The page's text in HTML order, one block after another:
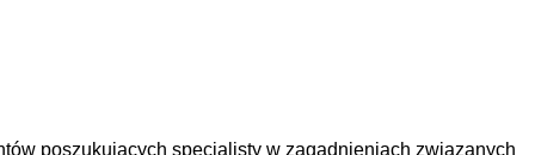
poszukujących specjalisty w zagadnieniach związanych